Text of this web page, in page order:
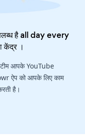
है all day every
केंद्र।
टीम आपके YouTube
ऐप को आपके लिए काम
है।